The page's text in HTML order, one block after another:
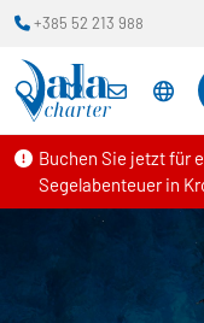
Buchen Sie jetzt für
Segelabenteuer in
+385 52 213 988